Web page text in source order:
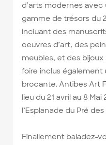
d’arts modernes avec
gamme de trésors du
incluant des
oeuvres d’art, des
meubles, et des bijoux
foire inclus également
brocante. Antibes Art
lieu du 21 avril au 8 Mai
l’Esplanade du Pré
Finallement baladez-